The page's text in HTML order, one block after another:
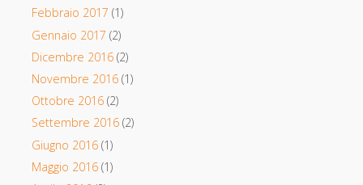
Febbraio 2017 (1)
Gennaio 2017 (2)
Dicembre 2016(2)
Novembre 2016(1)
Ottobre 2016(2)
Settembre 2016(2)
Giugno 2016(1)
Maggio 2016(1)